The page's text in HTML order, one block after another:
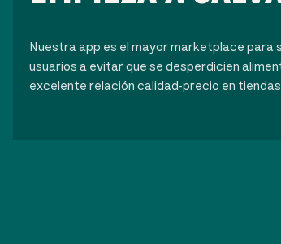
Nuestra app es el mayor marketplace para
usuarios a evitar que se desperdicien
excelente relación calidad-precio en